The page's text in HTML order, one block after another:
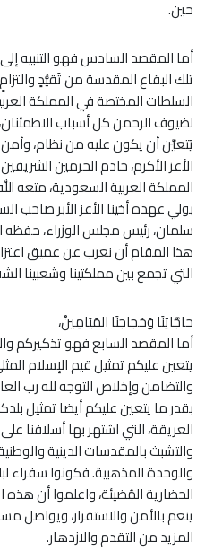
حين.
أما المقصد السادس فهو التنبيه
تلك البقاع المقدسة من تَقيُّدٍ والتزامٍ
السلطات المختصة في المملكة
لضيوف الرحمن كل أسباب
يَتعيَّن أن يكون عليه من نظام،
الأعز الأكرم، خادم الحرمين
المملكة العربية السعودية، متعه
بولي عهده أخينا الأعز الأبر صاحب
سلمان، رئيس مجلس الوزراء، حفظه
هذا المقام أن نعرب عن عميق
التي تجمع بين مملكتينا وشعبينا
حَاجَّاتِنَا وَحُجَاجَنَا المَيَامِينْ،
أما المقصد السابع فهو تذكيركم
يتعين عليكم تمثيل قيم الإسلام
والتضامن وإخلاص التوجه لله رب
بقدر ما يتعين عليكم أيضا تمثيل
العريقة، التي اشتهر بها أسلافنا
والتشبث بالمقدسات الدينية
والوحدة المذهبية. فكونوا سفراء
الحضارية المُضيئة، واعلموا أن هذه
ينعم بالأمن والاستقرار، ويواصل
المزيد من التقدم والازدهار.